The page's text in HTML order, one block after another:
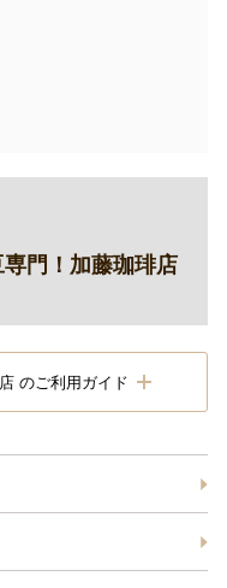
門！加藤珈琲店
のご利用ガイド